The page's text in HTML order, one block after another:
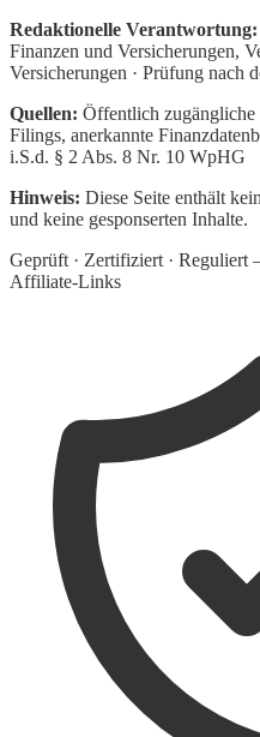
Redaktionelle Verantwortung:
Finanzen und Versicherungen,
Versicherungen · Prüfung nach
Quellen: Öffentlich zugängliche
Filings, anerkannte
i.S.d. § 2 Abs. 8 Nr. 10 WpHG
Hinweis: Diese Seite enthält
und keine gesponserten Inhalte.
Geprüft · Zertifiziert ·
Affiliate-Links